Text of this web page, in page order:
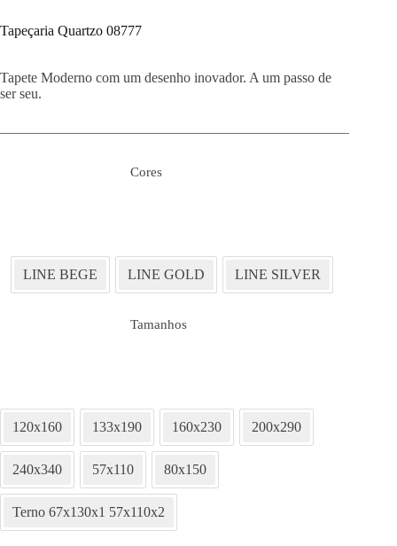
Tapeçaria Quartzo 08777
Tapete Moderno com um desenho inovador. A um passo de
ser seu.
Cores
LINE BEGE LINE GOLD LINE SILVER
Tamanhos
120x160 133x190 160x230 200x290
240x340 57x110 80x150
Terno 67x130x1 57x110x2